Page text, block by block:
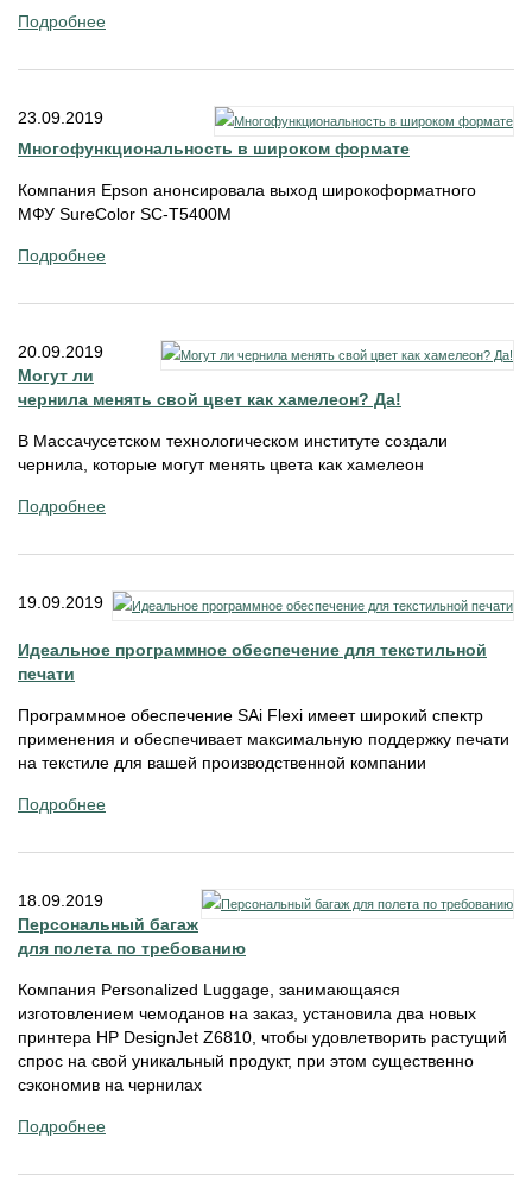
Подробнее
23.09.2019
Многофункциональность в широком формате
Компания Epson анонсировала выход широкоформатного
МФУ SureColor SC-T5400M
Подробнее
20.09.2019
Могут ли
чернила менять свой цвет как хамелеон? Да!
В Массачусетском технологическом институте создали
чернила, которые могут менять цвета как хамелеон
Подробнее
19.09.2019
Идеальное программное обеспечение для текстильной
печати
Программное обеспечение SAi Flexi имеет широкий спектр
применения и обеспечивает максимальную поддержку печати
на текстиле для вашей производственной компании
Подробнее
18.09.2019
Персональный багаж
для полета по требованию
Компания Personalized Luggage, занимающаяся
изготовлением чемоданов на заказ, установила два новых
принтера HP DesignJet Z6810, чтобы удовлетворить растущий
спрос на свой уникальный продукт, при этом существенно
сэкономив на чернилах
Подробнее